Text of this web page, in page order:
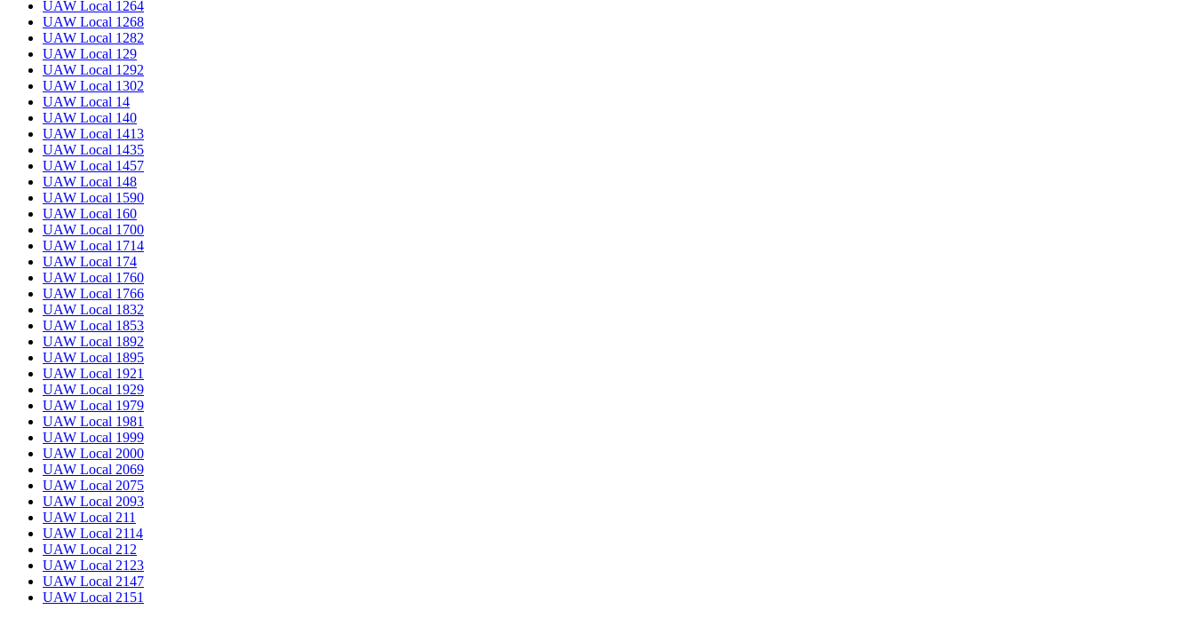
UAW Local 1264
UAW Local 1268
UAW Local 1282
UAW Local 129
UAW Local 1292
UAW Local 1302
UAW Local 14
UAW Local 140
UAW Local 1413
UAW Local 1435
UAW Local 1457
UAW Local 148
UAW Local 1590
UAW Local 160
UAW Local 1700
UAW Local 1714
UAW Local 174
UAW Local 1760
UAW Local 1766
UAW Local 1832
UAW Local 1853
UAW Local 1892
UAW Local 1895
UAW Local 1921
UAW Local 1929
UAW Local 1979
UAW Local 1981
UAW Local 1999
UAW Local 2000
UAW Local 2069
UAW Local 2075
UAW Local 2093
UAW Local 211
UAW Local 2114
UAW Local 212
UAW Local 2123
UAW Local 2147
UAW Local 2151